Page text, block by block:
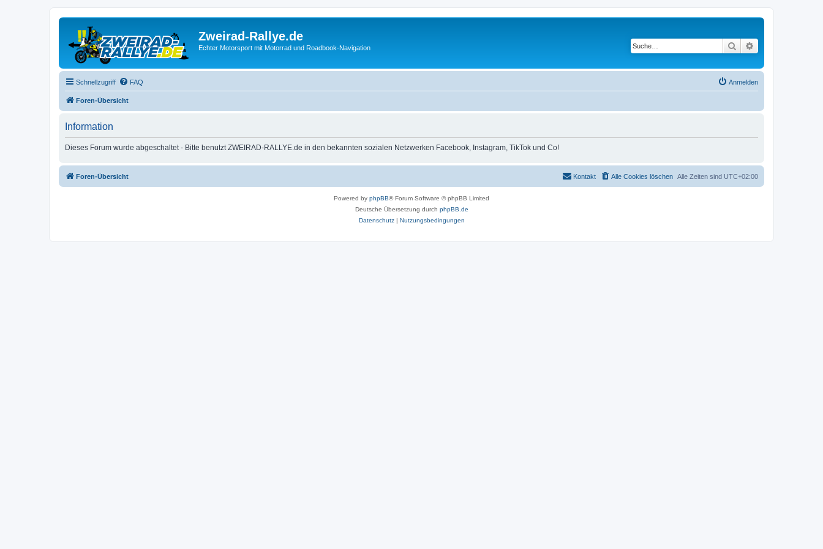
Zweirad-Rallye.de
Echter Motorsport mit Motorrad und Roadbook-Navigation Suche
Schnellzugriff FAQ Anmelden
Foren-Übersicht
Information
Dieses Forum wurde abgeschaltet - Bitte benutzt ZWEIRAD-RALLYE.de in den bekannten sozialen Netzwerken Facebook, Instagram, TikTok und Co!
Foren-Übersicht Alle Zeiten sind UTC+02:00
Alle Cookies löschen
Kontakt
Powered by phpBB® Forum Software © phpBB Limited
Deutsche Übersetzung durch phpBB.de
Datenschutz| Nutzungsbedingungen